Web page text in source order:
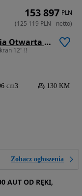
Ford Transit 350 L3 Trend Skrzynia Otwarta 2.0 130KM
12" !!
cm3
130 KM
Zobacz ogłoszenia
AUT OD RĘKI,
153 897 PLN
(125 119 PLN - netto)